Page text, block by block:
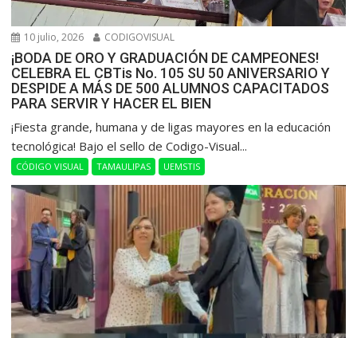
10 julio, 2026 CODIGOVISUAL
¡BODA DE ORO Y GRADUACIÓN DE CAMPEONES!
CELEBRA EL CBTis No. 105 SU 50 ANIVERSARIO Y
DESPIDE A MÁS DE 500 ALUMNOS CAPACITADOS
PARA SERVIR Y HACER EL BIEN
​¡Fiesta grande, humana y de ligas mayores en la educación
tecnológica! Bajo el sello de Codigo-Visual...
CÓDIGO VISUAL TAMAULIPAS UEMSTIS